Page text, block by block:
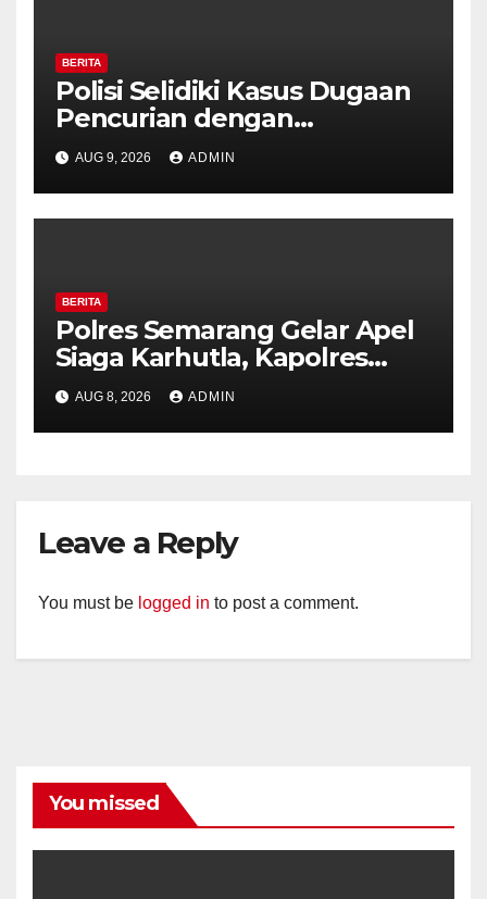
BERITA
Polisi Selidiki Kasus Dugaan
Pencurian dengan
Kekerasan di Counter HP
Royal Phone Ambarawa.
AUG 9, 2026 ADMIN
BERITA
Polres Semarang Gelar Apel
Siaga Karhutla, Kapolres
Tekankan Sinergi dan
Kesiapsiagaan Hadapi Musim
Kemarau.
AUG 8, 2026 ADMIN
Leave a Reply
You must be logged in to post a comment.
You missed